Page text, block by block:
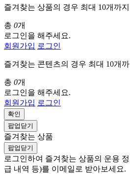
즐겨찾는 상품의 경우 최대 10개까
총 0개
로그인을 해주세요.
회원가입 로그인
즐겨찾는 콘텐츠의 경우 최대 10개
총 0개
로그인을 해주세요.
회원가입 로그인
확인
팝업닫기
즐겨찾는 상품
팝업닫기
로그인하여 즐겨찾는 상품의 운용 정
급 내역 등)를 이메일로 받아보세요.